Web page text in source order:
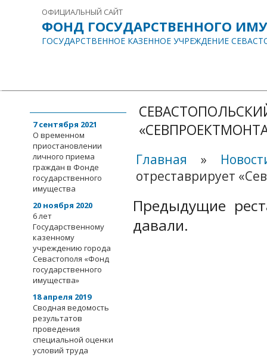
ОФИЦИАЛЬНЫЙ САЙТ
ФОНД ГОСУДАРСТВЕННОГО
ГОСУДАРСТВЕННОЕ КАЗЕННОЕ УЧРЕЖДЕНИЕ
7 сентября 2021
О временном
приостановлении
личного приема
граждан в Фонде
государственного
имущества
20 ноября 2020
6 лет
Государственному
казенному
учреждению города
Севастополя «Фонд
государственного
имущества»
18 апреля 2019
Сводная ведомость
результатов
проведения
специальной оценки
условий труда
Главная »
отреставрирует
Предыдущие
давали.